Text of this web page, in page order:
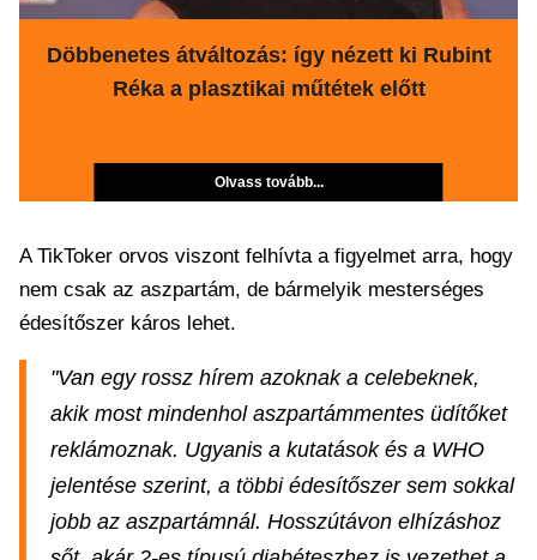
Döbbenetes átváltozás: így nézett ki Rubint
Réka a plasztikai műtétek előtt
Olvass tovább...
A TikToker orvos viszont felhívta a figyelmet arra, hogy
nem csak az aszpartám, de bármelyik mesterséges
édesítőszer káros lehet.
"Van egy rossz hírem azoknak a celebeknek,
akik most mindenhol aszpartámmentes üdítőket
reklámoznak. Ugyanis a kutatások és a WHO
jelentése szerint, a többi édesítőszer sem sokkal
jobb az aszpartámnál. Hosszútávon elhízáshoz